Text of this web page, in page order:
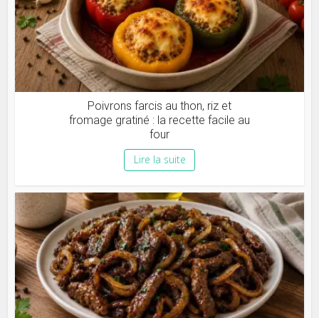
Poivrons farcis au thon, riz et
fromage gratiné : la recette facile au
four
Lire la suite